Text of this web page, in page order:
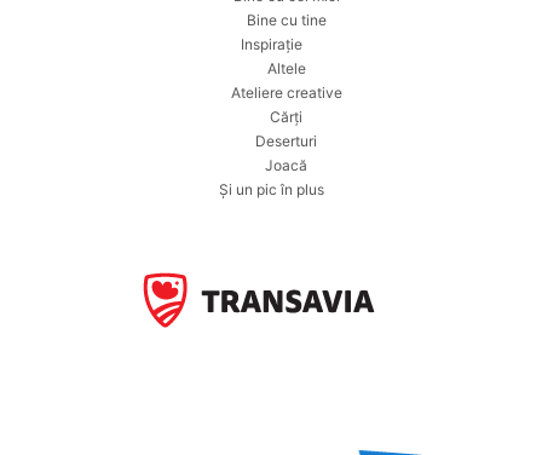
Bine cu tine
Inspirație
Altele
Ateliere creative
Cărți
Deserturi
Joacă
Și un pic în plus